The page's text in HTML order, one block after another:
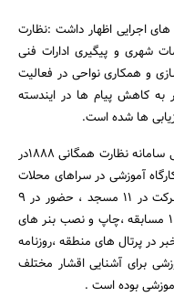
اجرایی اظهار داشت :نظارت
شهری و پیگیری ادارات فنی
و همکاری نواحی در فعالیت
و فرهنگی سامانه 1888 منجر به کاهش پیام ها در ایندسته
ها شده است.
وی درخصوص فعالیت های فرهنگی و تبلیغاتی سامانه نظارت همگانی 1888در
ماهه اول سال 1395 گفت :برپایی 50 کارگاه آموزشی در سراهای محلات
،برگزاری 10 غرفه در مناسبت های مختلف،شرکت در 11 مسجد ، حضور در 9
مدرسه جهت آشنایی دانش آموزان ، برگزاری 10 مسابقه ،چاپ و نصب بنر های
مستقیم و مناسبتی و عمومی،درج 46 خبر در پرتال های منطقه ،روزنامه
و آموزشی برای آشنایی اقشار مختلف